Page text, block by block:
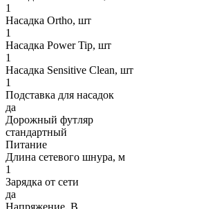
1
Насадка Ortho, шт
1
Насадка Power Tip, шт
1
Насадка Sensitive Clean, шт
1
Подставка для насадок
да
Дорожный футляр
стандартный
Питание
Длина сетевого шнура, м
1
Зарядка от сети
да
Напряжение, В